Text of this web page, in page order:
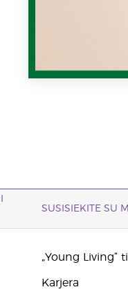
SUSISIEKITE SU
„Young Living“
Karjera